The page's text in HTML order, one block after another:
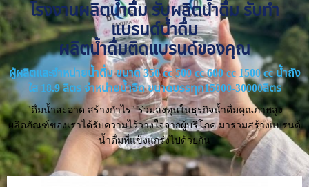
โรงงานผลิตน้ำดื่ม รับผลิตน้ำดื่ม รับทำ
แบรนด์น้ำดื่ม
ผลิตน้ำดื่มติดแบรนด์ของคุณ
ผู้ผลิตและจำหน่ายน้ำดื่ม ขนาด 350 cc 500 cc 600 cc 1500 cc น้ำถัง
ใส 18.9 ลิตร จำหน่ายน้ำจืด ขนาดบรรทุก15000-30000ลิตร
"ดื่มน้ำสะอาด สร้างกำไร" ร่วมลงทุนในธุรกิจน้ำดื่มคุณภาพสูง
ผลิตภัณฑ์ของเราได้รับความไว้วางใจจากผู้บริโภค มาร่วมสร้างแบรนด์
น้ำดื่มที่แข็งแกร่งไปด้วยกัน